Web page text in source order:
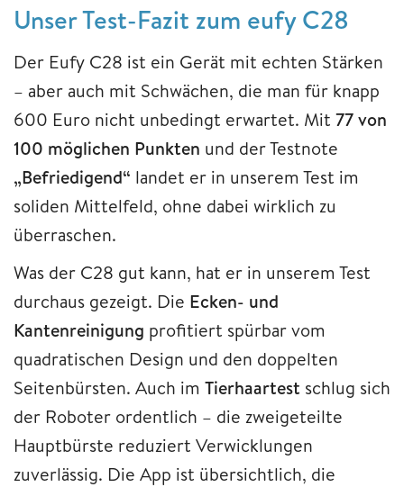
Unser Test-Fazit zum eufy C28
Der Eufy C28 ist ein Gerät mit echten Stärken
– aber auch mit Schwächen, die man für knapp
600 Euro nicht unbedingt erwartet. Mit 77 von
100 möglichen Punkten und der Testnote
„Befriedigend“ landet er in unserem Test im
soliden Mittelfeld, ohne dabei wirklich zu
überraschen.
Was der C28 gut kann, hat er in unserem Test
durchaus gezeigt. Die Ecken- und
Kantenreinigung profitiert spürbar vom
quadratischen Design und den doppelten
Seitenbürsten. Auch im Tierhaartest schlug sich
der Roboter ordentlich – die zweigeteilte
Hauptbürste reduziert Verwicklungen
zuverlässig. Die App ist übersichtlich, die